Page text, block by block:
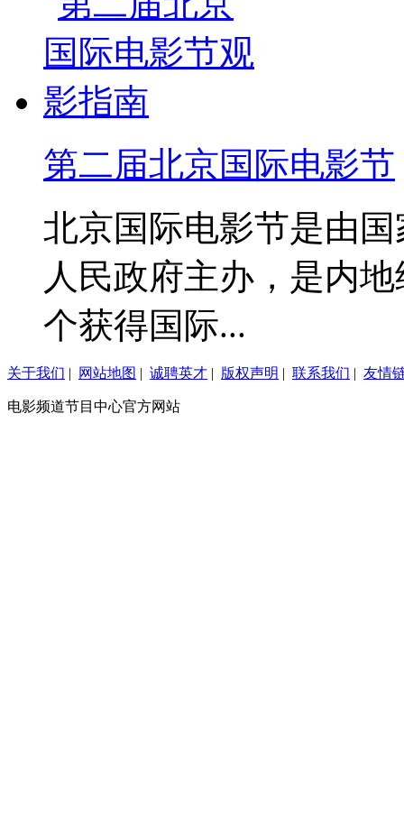
第二届北京国际电影节
北京国际电影节是由
人民政府主办，是内
个获得国际...
关于我们 | 网站地图 | 诚聘英才 | 版权声明 | 联系我们 | 友情
电影频道节目中心官方网站